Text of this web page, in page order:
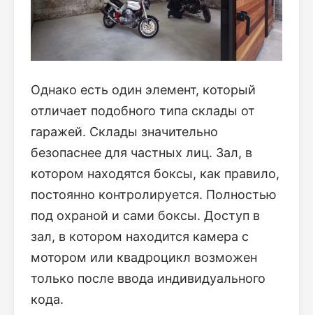
Однако есть один элемент, который
отличает подобного типа склады от
гаражей. Склады значительно
безопаснее для частных лиц. Зал, в
котором находятся боксы, как правило,
постоянно контролируется. Полностью
под охраной и сами боксы. Доступ в
зал, в котором находится камера с
мотором или квадроцикл возможен
только после ввода индивидуального
кода.